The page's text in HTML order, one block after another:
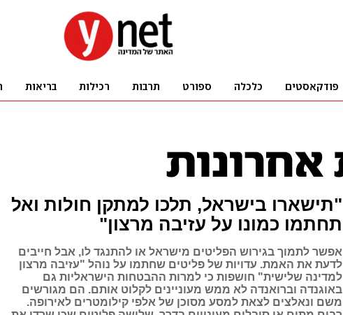
"תישארו בישראל, תלכו למתקן חולות ואל
תחתמו כמונו על עזיבה מרצון"
אפשר לתמוך בגירוש הפליטים מישראל או להתנגד לו, אבל חייבים
לדעת את האמת. עדויות של פליטים שחתמו על נוהל "עזיבה מרצון
למדינה שלישית" חושפות כי למרות ההבטחות הישראליות גם
באוגנדה וברואנדה לא ממש מעוניינים לקלוט אותם. הם מגורשים
משם ונאלצים לצאת למסע מסוכן של אלפי קילומטרים לאירופה.